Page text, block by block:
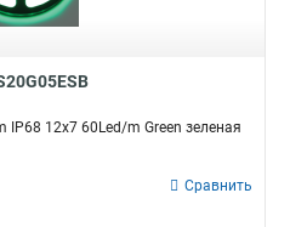
IP68 12x7 60Led/m Green зеленая
Сравнить